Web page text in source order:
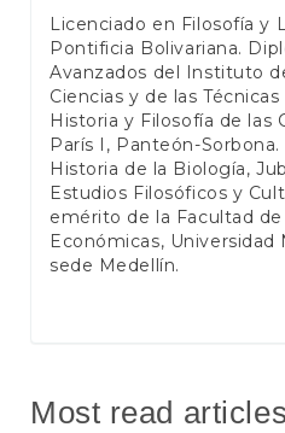
Licenciado en Filosofía y
Pontificia Bolivariana.
Avanzados del Instituto
Ciencias y de las
Historia y Filosofía de las
París I, Panteón-
Historia de la Biología,
Estudios Filosóficos y
emérito de la Facultad
Económicas, Universidad
sede Medellín.
Most read